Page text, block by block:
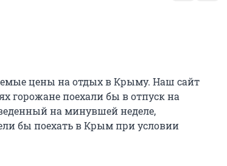
цены на отдых в Крыму. Наш сайт
горожане поехали бы в отпуск на
на минувшей неделе,
бы поехать в Крым при условии